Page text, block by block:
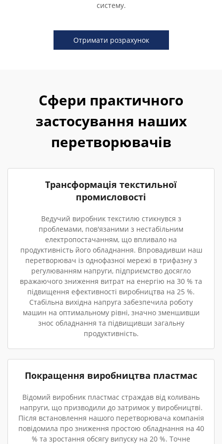
систему.
Отримати розрахунок
Сфери практичного
застосування наших
перетворювачів
Трансформація текстильної
промисловості
Ведучий виробник текстилю стикнувся з
проблемами, пов'язаними з нестабільним
електропостачанням, що впливало на
продуктивність його обладнання. Впровадивши наш
перетворювач із однофазної мережі в трифазну з
регулюванням напруги, підприємство досягло
вражаючого зниження витрат на енергію на 30 % та
підвищення ефективності виробництва на 25 %.
Стабільна вихідна напруга забезпечила роботу
машин на оптимальному рівні, значно зменшивши
знос обладнання та підвищивши загальну
продуктивність.
Покращення виробництва пластмас
Відомий виробник пластмас страждав від коливань
напруги, що призводили до затримок у виробництві.
Після встановлення нашого перетворювача компанія
повідомила про зниження простою обладнання на 40
% та зростання обсягу випуску на 20 %. Точне